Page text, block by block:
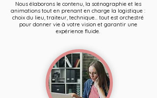
Nous élaborons le contenu, la scénographie et les
animations tout en prenant en charge la logistique :
choix du lieu, traiteur, technique... tout est orchestré
pour donner vie à votre vision et garantir une
expérience fluide.